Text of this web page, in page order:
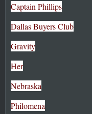
Captain Phillips
Dallas Buyers Club
Gravity
Her
Nebraska
Philomena